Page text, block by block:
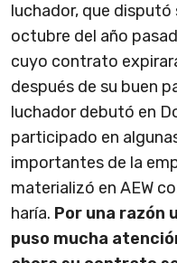
luchador, que
octubre del año
cuyo contrato
después de su buen
luchador debutó en
participado en
importantes de la
materializó en AEW
haría. Por una razón
puso mucha